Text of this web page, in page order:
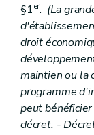
§1er. (La
droit
maintien ou la
programme
peut
décret. -